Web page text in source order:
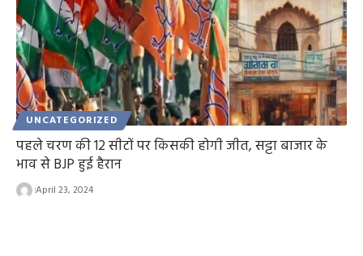
UNCATEGORIZED
पहले चरण की 12 सीटों पर किसकी होगी जीत, सट्टा बाजार के
भाव से BJP हुई हैरान
April 23, 2024